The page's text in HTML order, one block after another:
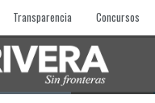
Transparencia Concursos